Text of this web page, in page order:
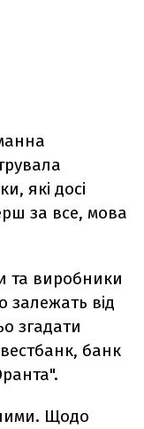
які досі
за все, мова
та виробники
залежать від
згадати
банк
Щодо